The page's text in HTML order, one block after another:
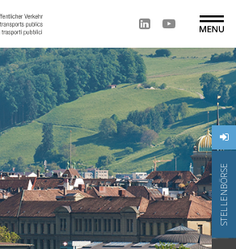
STELLENBÖRSE